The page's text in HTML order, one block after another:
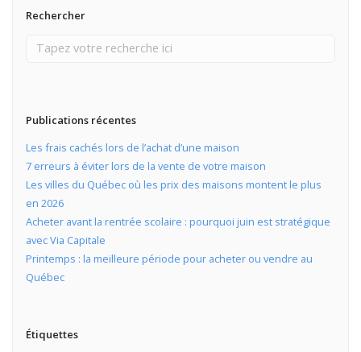
Rechercher
Publications récentes
Les frais cachés lors de l’achat d’une maison
7 erreurs à éviter lors de la vente de votre maison
Les villes du Québec où les prix des maisons montent le plus
en 2026
Acheter avant la rentrée scolaire : pourquoi juin est stratégique
avec Via Capitale
Printemps : la meilleure période pour acheter ou vendre au
Québec
Étiquettes